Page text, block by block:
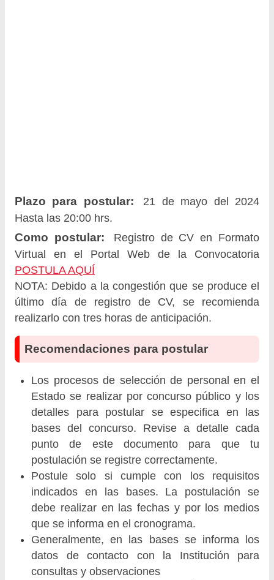
Plazo para postular:
21 de mayo del 2024
Hasta las 20:00 hrs.
Como postular:
Registro de CV en Formato
Virtual en el Portal Web de la Convocatoria
POSTULA AQUÍ
NOTA: Debido a la congestión que se produce el
último día de registro de CV, se recomienda
realizarlo con tres horas de anticipación.
Recomendaciones para postular
Los procesos de selección de personal en el
Estado se realizar por concurso público y los
detalles para postular se especifica en las
bases del concurso. Revise a detalle cada
punto de este documento para que tu
postulación se registre correctamente.
Postule solo si cumple con los requisitos
indicados en las bases. La postulación se
debe realizar en las fechas y por los medios
que se informa en el cronograma.
Generalmente, en las bases se informa los
datos de contacto con la Institución para
consultas y observaciones